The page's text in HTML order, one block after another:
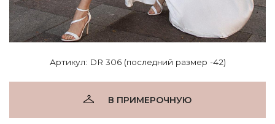
Артикул: DR 306 (последний размер -42)
В ПРИМЕРОЧНУЮ